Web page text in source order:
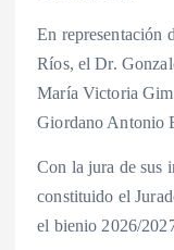
En representación
Ríos, el Dr.
María Victoria
Giordano Antonio
Con la jura de sus
constituido el
el bienio 2026/